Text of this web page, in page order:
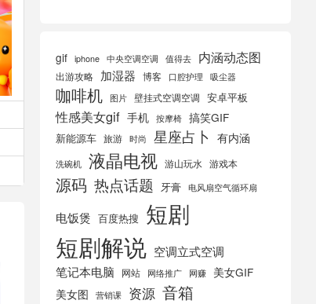
gif iphone 中央空调空调 值得去 内涵动态图
出游攻略 加湿器 博客 口腔护理 吸尘器
咖啡机 图片 壁挂式空调空调 安卓平板
性感美女gif 手机 按摩椅 搞笑GIF
新能源车 旅游 时尚 星座占卜 有内涵
洗碗机 液晶电视 游山玩水 游戏本
源码 热点话题 牙膏 电风扇空气循环扇
电饭煲 百度热搜 短剧
短剧解说 空调立式空调
笔记本电脑 网站 网络推广 网赚
美女GIF
美女图
营销课 资源 音箱